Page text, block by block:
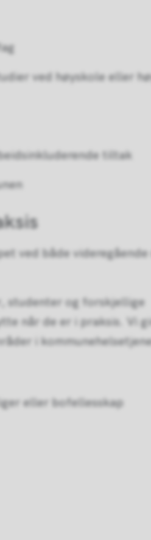
ved høyskole eller
tiltak
ved både videregående
studenter og forskjellige
når de er i praksis. Vi
i
eller bofellesskap